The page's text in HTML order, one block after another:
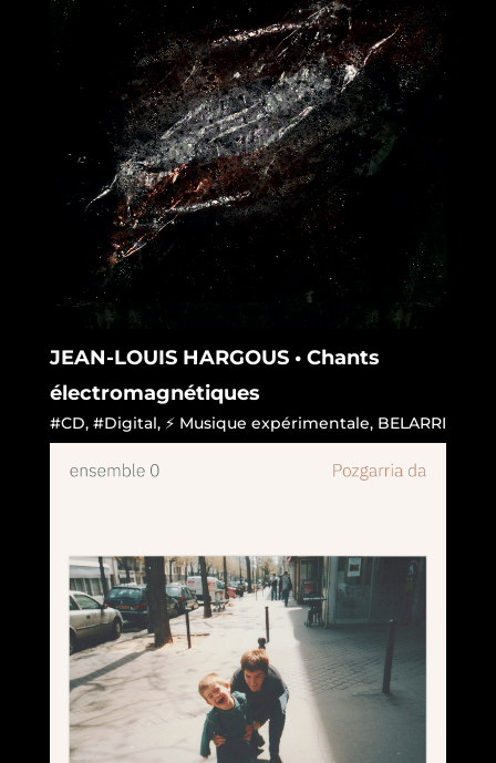
JEAN-LOUIS HARGOUS • Chants
électromagnétiques
#CD, #Digital, ⚡ Musique expérimentale, BELARRI